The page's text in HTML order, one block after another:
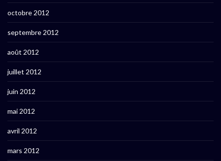
octobre 2012
septembre 2012
août 2012
juillet 2012
juin 2012
mai 2012
avril 2012
mars 2012